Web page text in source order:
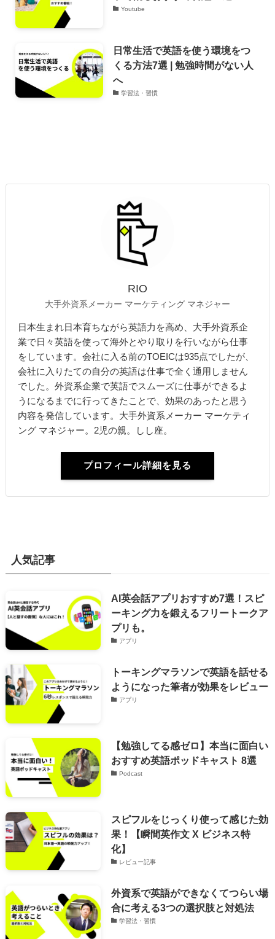
Youtube
日常生活で英語を使う環境をつ
くる方法7選 | 勉強時間がない人
へ
学習法・習慣
RIO
大手外資系メーカー マーケティング マネジャー
日本生まれ日本育ちながら英語力を高め、大手外資系企
業で日々英語を使って海外とやり取りを行いながら仕事
をしています。会社に入る前のTOEICは935点でしたが、
会社に入りたての自分の英語は仕事で全く通用しません
でした。外資系企業で英語でスムーズに仕事ができるよ
うになるまでに行ってきたことで、効果のあったと思う
内容を発信しています。大手外資系メーカー マーケティ
ング マネジャー。2児の親。しし座。
プロフィール詳細を見る
人気記事
AI英会話アプリおすすめ7選！スピ
ーキング力を鍛えるフリートークア
プリも。
アプリ
トーキングマラソンで英語を話せる
ようになった筆者が効果をレビュー
アプリ
【勉強してる感ゼロ】本当に面白い
おすすめ英語ポッドキャスト 8選
Podcast
スピフルをじっくり使って感じた効
果！【瞬間英作文 X ビジネス特
化】
レビュー記事
外資系で英語ができなくてつらい場
合に考える3つの選択肢と対処法
学習法・習慣